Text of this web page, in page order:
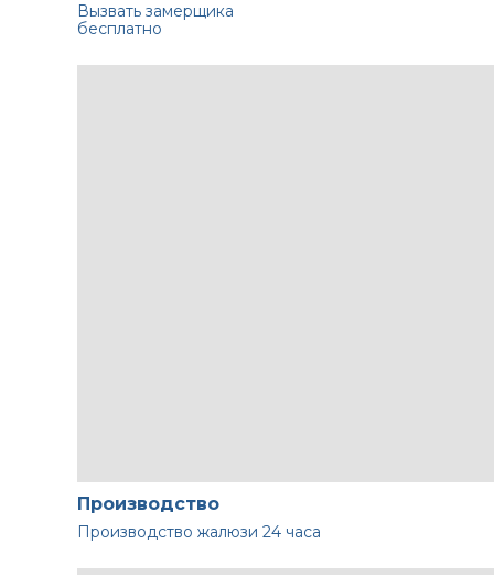
Вызвать замерщика
бесплатно
Производство
Производство жалюзи 24 часа